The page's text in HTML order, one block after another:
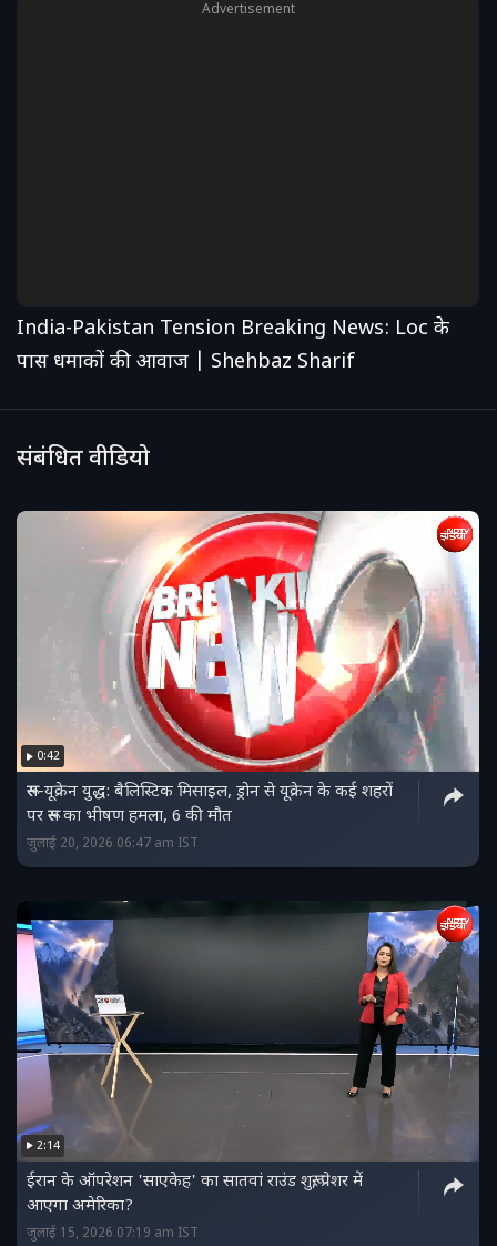
Advertisement
India-Pakistan Tension Breaking News: Loc के
पास धमाकों की आवाज | Shehbaz Sharif
संबंधित वीडियो
0:42
रूस-यूक्रेन युद्ध: बैलिस्टिक मिसाइल, ड्रोन से यूक्रेन के कई शहरों
पर रूस का भीषण हमला, 6 की मौत
जुलाई 20, 2026 06:47 am IST
2:14
ईरान के ऑपरेशन 'साएकेह' का सातवां राउंड शुरू, प्रेशर में
आएगा अमेरिका?
जुलाई 15, 2026 07:19 am IST